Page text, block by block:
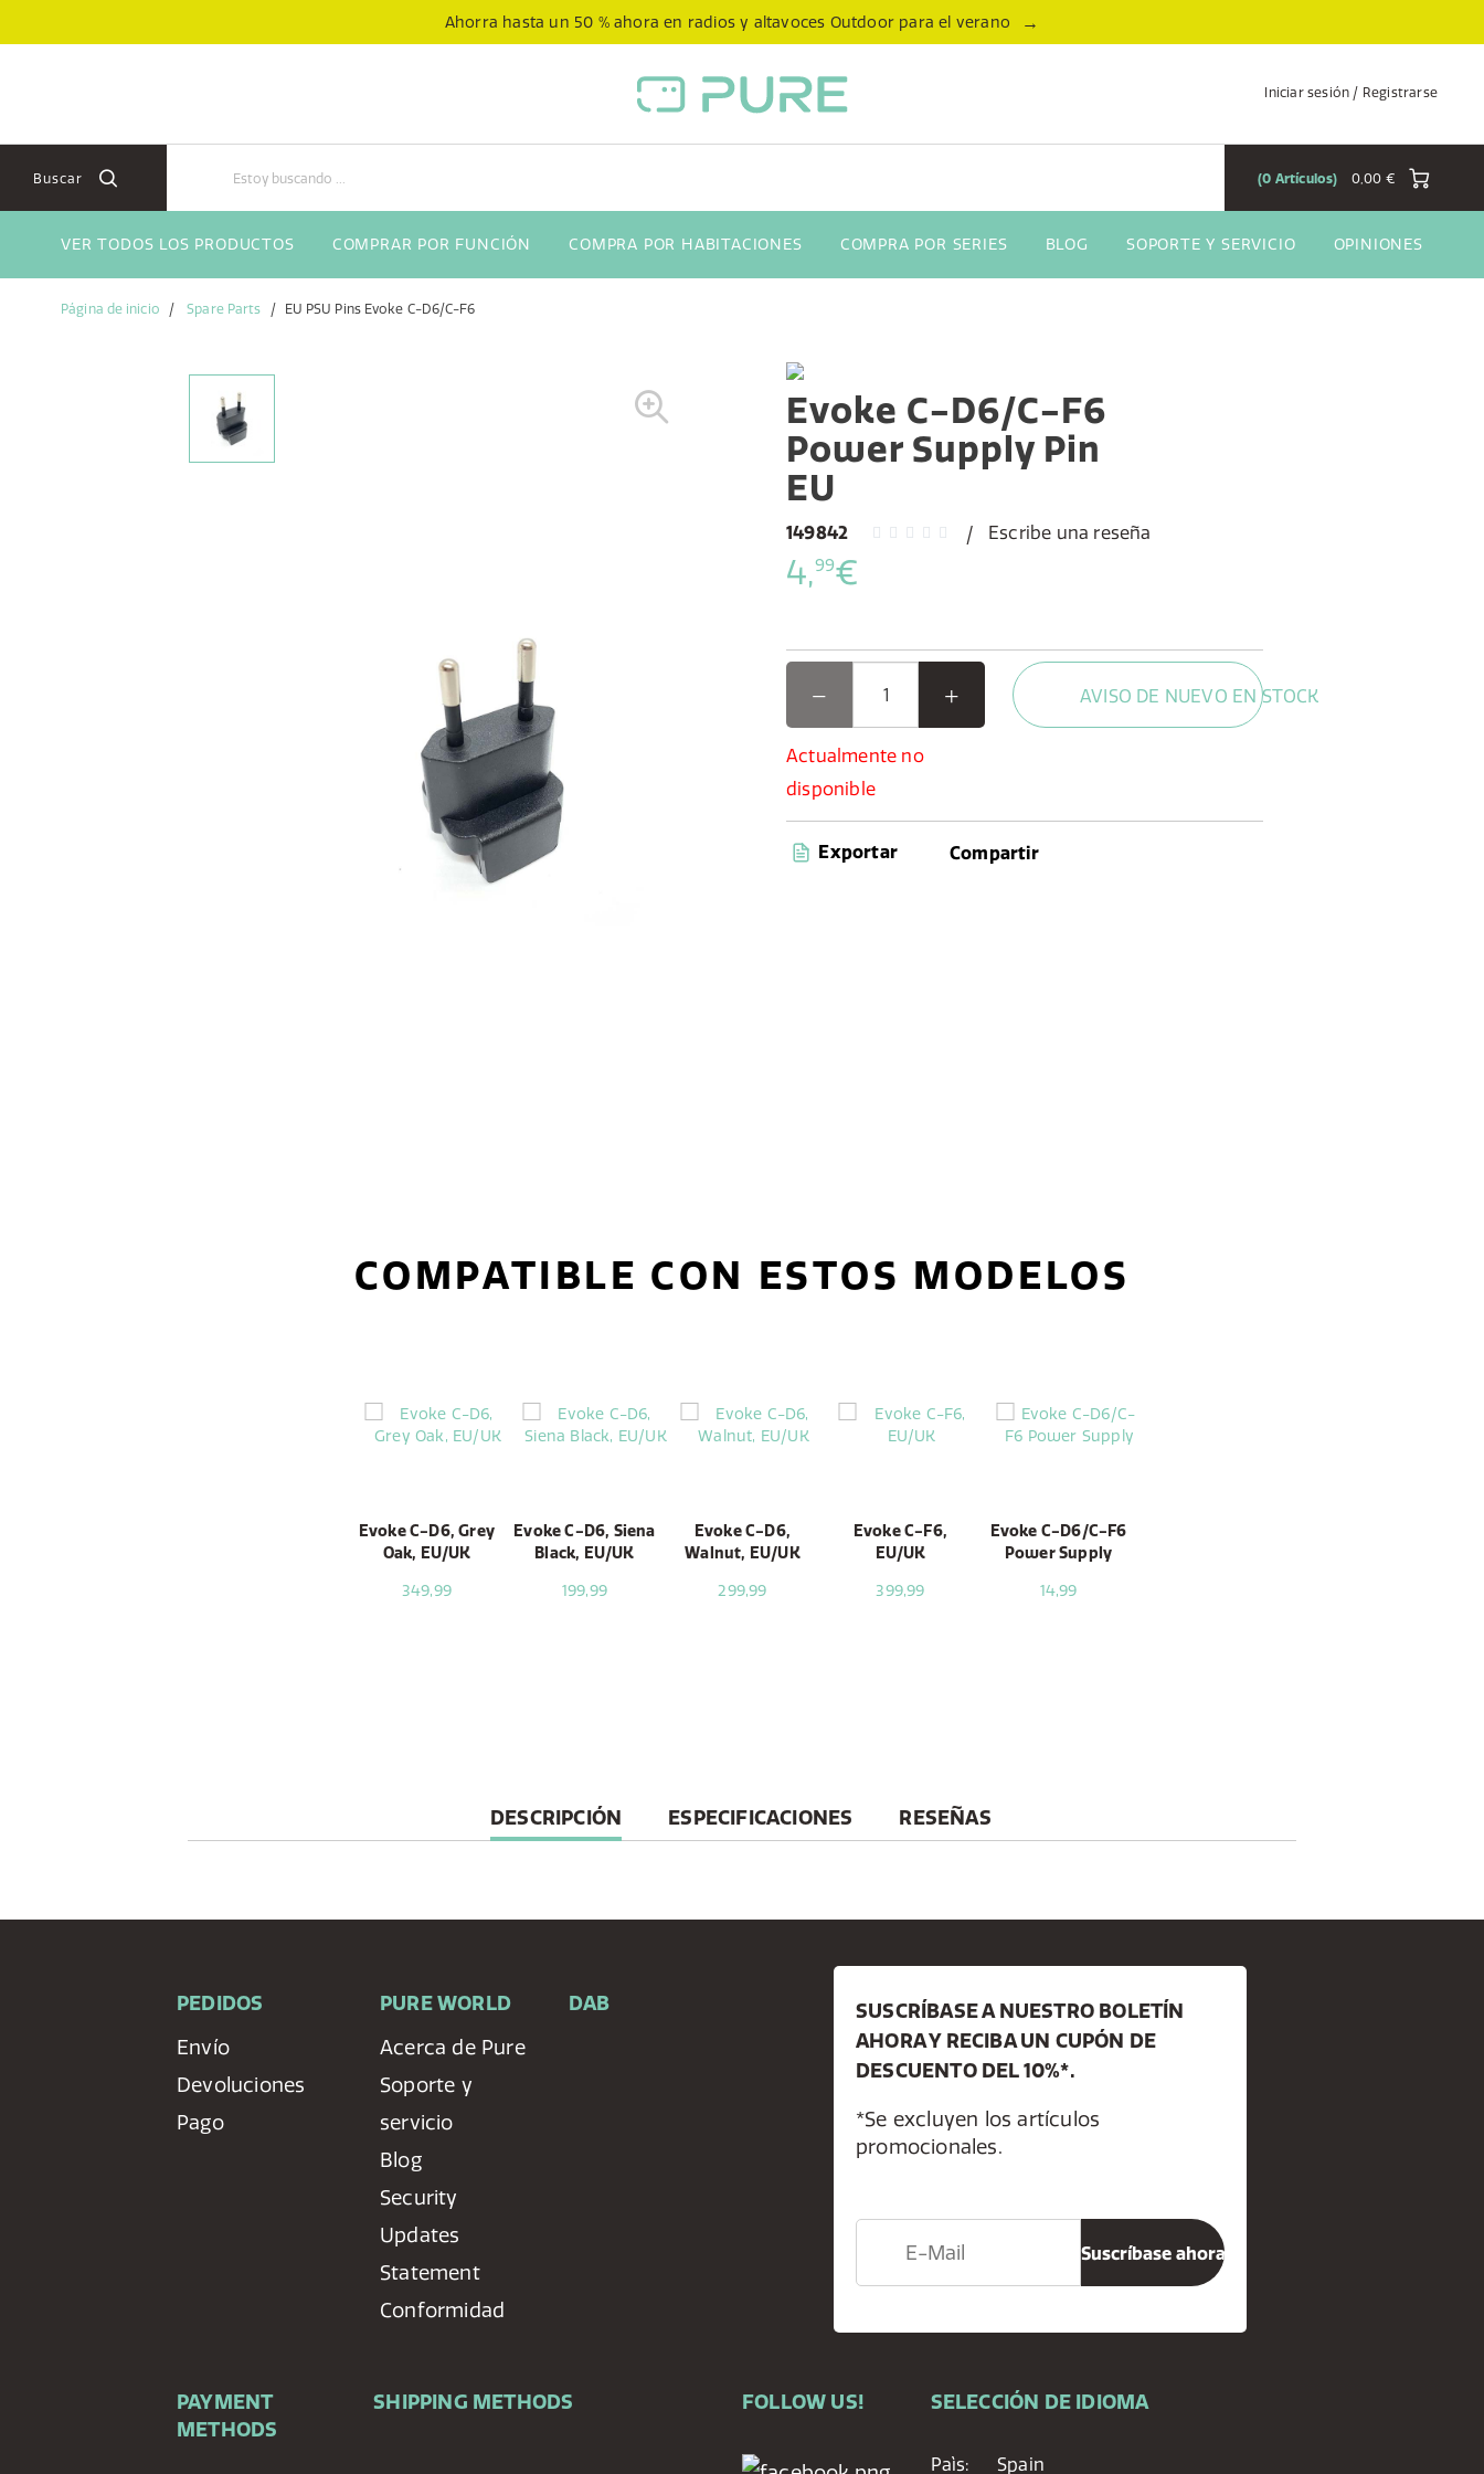
Ahorra hasta un 50 % ahora en radios y altavoces Outdoor para el verano →
Iniciar sesión / Registrarse
Buscar 0,00 €
0 Artículos
VER TODOS LOS PRODUCTOS COMPRAR POR FUNCIÓN COMPRA POR HABITACIONES COMPRA POR SERIES BLOG SOPORTE Y SERVICIO OPINIONES
Página de inicio Spare Parts EU PSU Pins Evoke C-D6/C-F6
Evoke C-D6/C-F6
Power Supply Pin
EU
149842 Escribe una reseña
4,99€
Actualmente no
disponible
AVISO DE NUEVO EN STOCK
Exportar Compartir
COMPATIBLE CON ESTOS MODELOS
Evoke C-D6, Grey
Oak, EU/UK
349,99
Evoke C-D6, Siena
Black, EU/UK
199,99
Evoke C-D6,
Walnut, EU/UK
299,99
Evoke C-F6,
EU/UK
399,99
Evoke C-D6/C-F6
Power Supply
14,99
CURRENT
TAB:
DESCRIPCIÓN ESPECIFICACIONES RESEÑAS
PEDIDOS
Envío
Devoluciones
Pago
PURE WORLD
Acerca de Pure
Soporte y
servicio
Blog
Security
Updates
Statement
Conformidad
DAB
PAYMENT
METHODS
SHIPPING METHODS
SUSCRÍBASE A NUESTRO BOLETÍN
AHORA Y RECIBA UN CUPÓN DE
DESCUENTO DEL 10%*.
*Se excluyen los artículos
promocionales.
FOLLOW US! SELECCIÓN DE IDIOMA
Paìs: Spain